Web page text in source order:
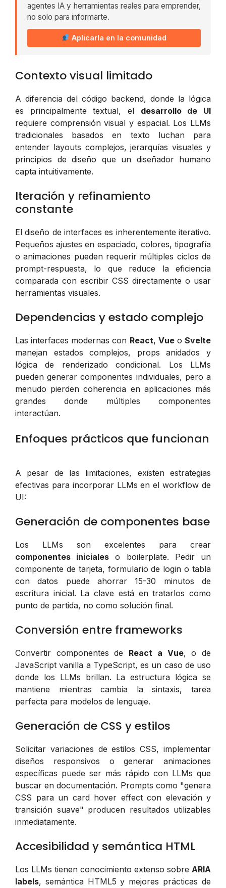
agentes IA y herramientas reales para emprender,
no solo para informarte.
Aplicarla en la comunidad
Contexto visual limitado
A diferencia del código backend, donde la lógica
es principalmente textual, el desarrollo de UI
requiere comprensión visual y espacial. Los LLMs
tradicionales basados en texto luchan para
entender layouts complejos, jerarquías visuales y
principios de diseño que un diseñador humano
capta intuitivamente.
Iteración y refinamiento
constante
El diseño de interfaces es inherentemente iterativo.
Pequeños ajustes en espaciado, colores, tipografía
o animaciones pueden requerir múltiples ciclos de
prompt-respuesta, lo que reduce la eficiencia
comparada con escribir CSS directamente o usar
herramientas visuales.
Dependencias y estado complejo
Las interfaces modernas con React, VueoSvelte
manejan estados complejos, props anidados y
lógica de renderizado condicional. Los LLMs
pueden generar componentes individuales, pero a
menudo pierden coherencia en aplicaciones más
grandes donde múltiples componentes
interactúan.
Enfoques prácticos que funcionan
A pesar de las limitaciones, existen estrategias
efectivas para incorporar LLMs en el workflow de
UI:
Generación de componentes base
Los LLMs son excelentes para crear
componentes iniciales o boilerplate. Pedir un
componente de tarjeta, formulario de login o tabla
con datos puede ahorrar 15-30 minutos de
escritura inicial. La clave está en tratarlos como
punto de partida, no como solución final.
Conversión entre frameworks
Convertir componentes de React a Vue, o de
JavaScript vanilla a TypeScript, es un caso de uso
donde los LLMs brillan. La estructura lógica se
mantiene mientras cambia la sintaxis, tarea
perfecta para modelos de lenguaje.
Generación de CSS y estilos
Solicitar variaciones de estilos CSS, implementar
diseños responsivos o generar animaciones
específicas puede ser más rápido con LLMs que
buscar en documentación. Prompts como "genera
CSS para un card hover effect con elevación y
transición suave" producen resultados utilizables
inmediatamente.
Accesibilidad y semántica HTML
Los LLMs tienen conocimiento extenso sobre ARIA
labels, semántica HTML5 y mejores prácticas de